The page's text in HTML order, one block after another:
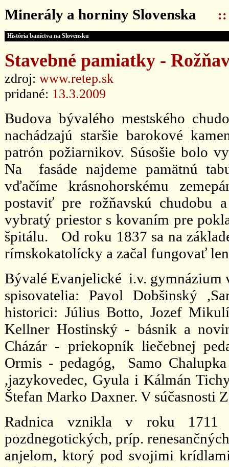
Minerály a horniny Slovenska ::
História baníctva na Slovensku
Stavebné pamiatky -
zdroj: www.retep.sk
pridané: 13.3.2009
Budova bývalého mestského
nachádzajú staršie barokové
patrón požiarnikov. Súsošie bolo
Na fasáde najdeme pamätnú
vďačíme krásnohorskému
postaviť pre rožňavskú chudobu
vybratý priestor s kovaním pre
špitálu. Od roku 1837 sa na
rímskokatolícky a začal fungovať
Bývalé Evanjelické i.v. gymnázium
spisovatelia: Pavol Dobšinský
historici: Július Botto, Jozef
Kellner Hostinský - básnik a
Cházár - priekopník liečebnej
Ormis - pedagóg, Samo
,jazykovedec, Gyula i Kálmán
Štefan Marko Daxner. V súčasnosti
Radnica vznikla v roku 1711
pozdnegotických, príp.
anjelom, ktorý pod svojimi